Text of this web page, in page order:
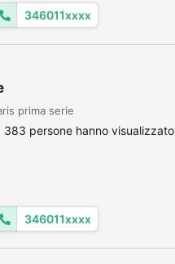
346011xxxx
prima serie
383 persone hanno visualizzato
346011xxxx